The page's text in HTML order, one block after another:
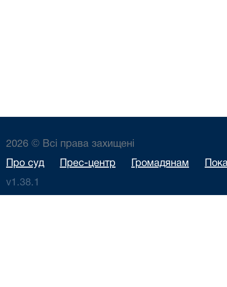
2026 © Всі права захищені
Про суд Прес-центр Громадянам
v1.38.1